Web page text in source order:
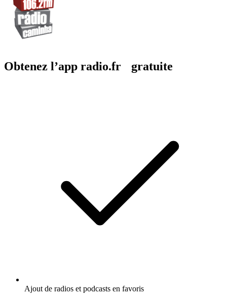
Obtenez l’app radio.fr gratuite
Ajout de radios et podcasts en favoris